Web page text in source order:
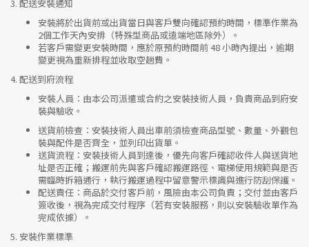
3. 配送安裝通知
安裝將於出貨前或出貨當日與客戶雙向確認預約時間，標準作業為
2個工作天內安排（特殊型商品或遠端地區除外）。
若客戶需變更安裝時間，應於原預約時間前 48 小時內提出，逾期
變更視為重新排程並收取空趟費。
4. 配送到府流程
安裝人員 ：由本公司派遣或合約之安裝技術人員，負責商品到府安
裝與驗收。
送貨前檢查 ：安裝技術人員出車前須檢查商品型號、數量、外觀包
裝與配件是否齊全，並列印出貨單。
送貨流程 ：安裝技術人員到達後，優先向客戶確認收件人與送貨地
址是否正確；搬運前先與客戶確認搬運路徑、電梯使用規範與是否
需臨時拆箱通行，執行搬運過程中留意警示標識與進行防刮保護。
配送責任 ：商品於交付客戶前，風險由本公司負責；交付並由客戶
簽收後，視為完成交付程序（若有安裝服務，則以安裝驗收單作為
完成依據）。
5. 安裝作業標準